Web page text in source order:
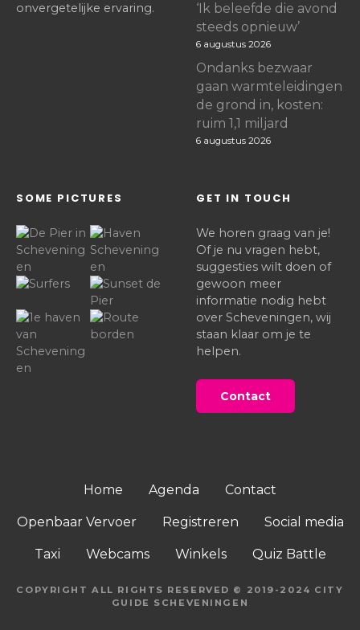
onvergetelijke ervaring.
‘Ik beleefde die avond
steeds opnieuw’
6 augustus 2026
Ondanks bezwaar
gaan warmteleidingen
de grond in, kosten:
ruim 1,1 miljard
6 augustus 2026
SOME PICTURES GET IN TOUCH
We horen graag van je!
Of je nu vragen hebt,
suggesties wilt doen of
gewoon meer
informatie nodig hebt
over Scheveningen, wij
staan klaar om je te
helpen.
Contact
Home Agenda Contact
Openbaar Vervoer Registreren Social media
Taxi Webcams Winkels Quiz Battle
COPYRIGHT ALL RIGHTS RESERVED © 2019-2024 CITY
GUIDE SCHEVENINGEN